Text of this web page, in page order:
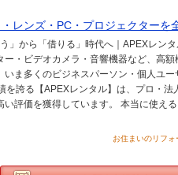
・レンズ・PC・プロジェクターを
」から「借りる」時代へ｜APEXレン
ー・ビデオカメラ・音響機器など、高
いま多くのビジネスパーソン・個人ユ
を誇る【APEXレンタル】は、プロ・法
い評価を獲得しています。 本当に使え
お住まいのリフ